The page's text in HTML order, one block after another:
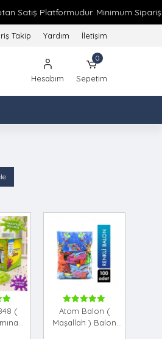
Platformudur. Minimum Sipariş Tutarı
Takip Yardım İletişim
Hesabım
0
Sepetim
(
Atom Balon (
Maşallah ) Balon